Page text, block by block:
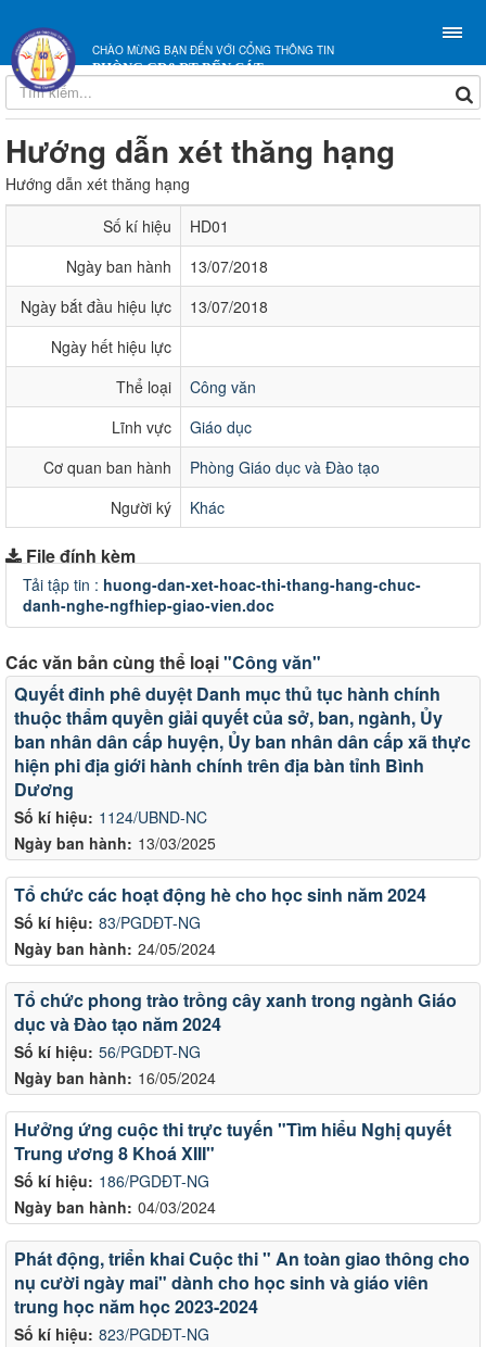
CHÀO MỪNG BẠN ĐẾN VỚI CỔNG THÔNG TIN
PHÒNG GD&ĐT BẾN CÁT
Hướng dẫn xét thăng hạng
Hướng dẫn xét thăng hạng
Số kí hiệu
HD01
Ngày ban hành
13/07/2018
Ngày bắt đầu hiệu lực
13/07/2018
Ngày hết hiệu lực
Thể loại
Công văn
Lĩnh vực
Giáo dục
Cơ quan ban hành
Phòng Giáo dục và Đào tạo
Người ký
Khác
File đính kèm
Tải tập tin : huong-dan-xet-hoac-thi-thang-hang-chuc-
danh-nghe-ngfhiep-giao-vien.doc
Các văn bản cùng thể loại"Công văn"
Số kí hiệu: 1124/UBND-NC
Ngày ban hành: 13/03/2025
Quyết đinh phê duyệt Danh mục thủ tục hành chính
thuộc thẩm quyền giải quyết của sở, ban, ngành, Ủy
ban nhân dân cấp huyện, Ủy ban nhân dân cấp xã thực
hiện phi địa giới hành chính trên địa bàn tỉnh Bình
Dương
Số kí hiệu: 83/PGDĐT-NG
Ngày ban hành: 24/05/2024
Tổ chức các hoạt động hè cho học sinh năm 2024
Số kí hiệu: 56/PGDĐT-NG
Ngày ban hành: 16/05/2024
Tổ chức phong trào trồng cây xanh trong ngành Giáo
dục và Đào tạo năm 2024
Số kí hiệu: 186/PGDĐT-NG
Ngày ban hành: 04/03/2024
Hưởng ứng cuộc thi trực tuyến "Tìm hiểu Nghị quyết
Trung ương 8 Khoá XIII"
Số kí hiệu: 823/PGDĐT-NG
Phát động, triển khai Cuộc thi " An toàn giao thông cho
nụ cười ngày mai" dành cho học sinh và giáo viên
trung học năm học 2023-2024